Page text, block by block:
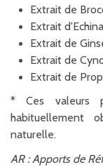
Extrait de
Extrait
Extrait de
Extrait de
Extrait de
* Ces valeurs
habituellement
naturelle.
AR : Apports de